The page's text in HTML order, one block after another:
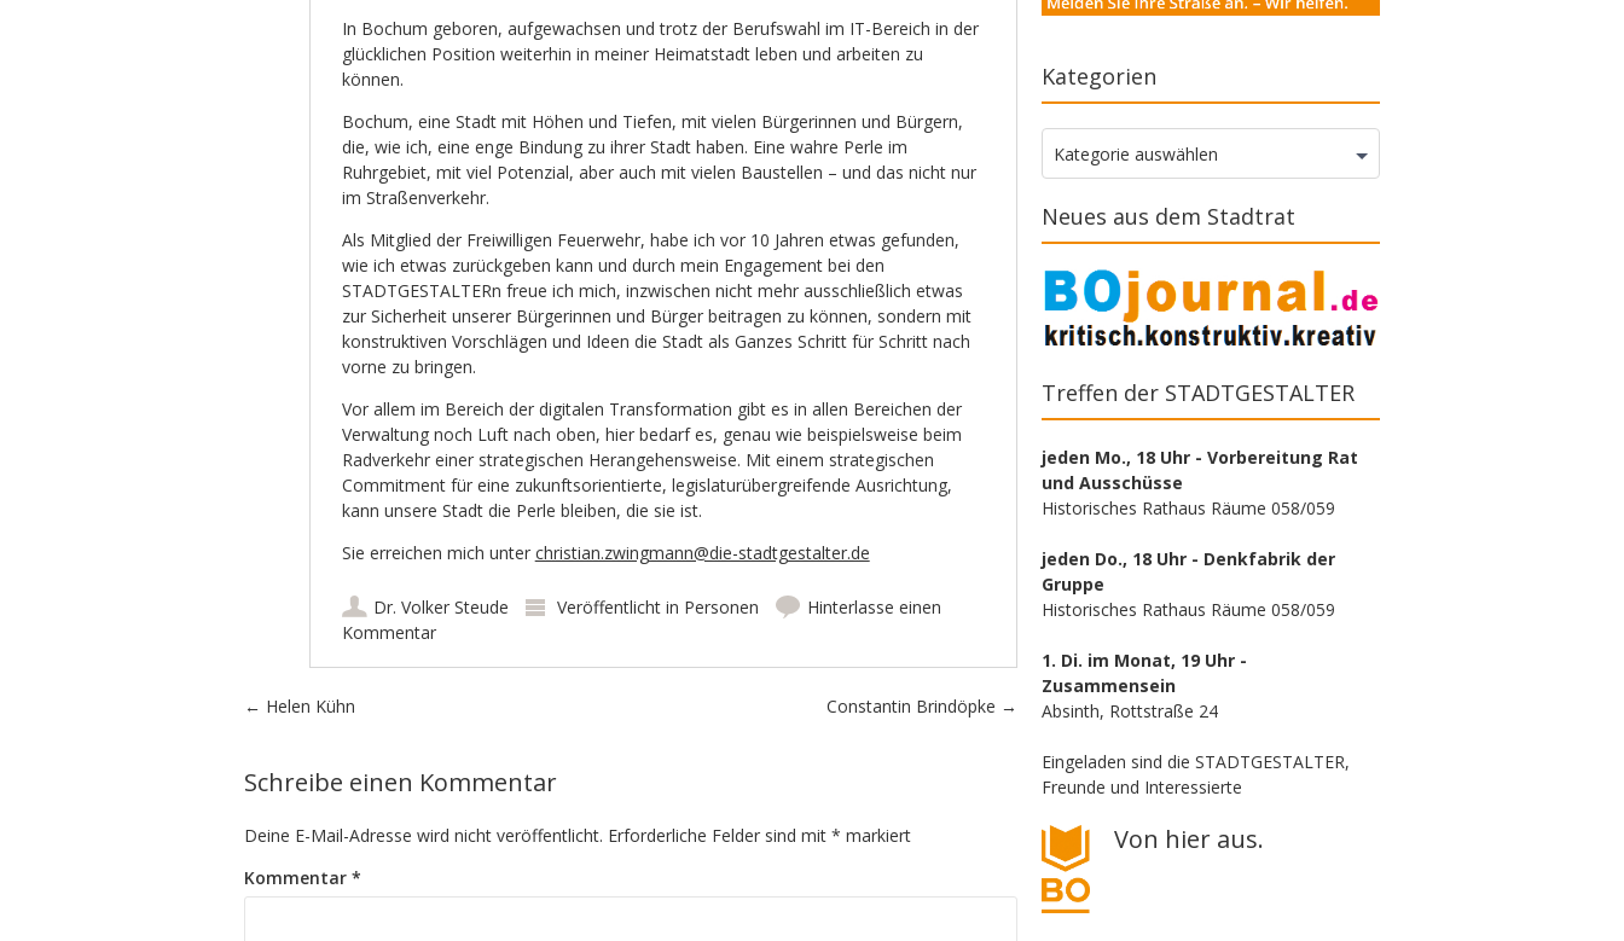
In Bochum geboren, aufgewachsen und trotz der Berufswahl im IT-Bereich in der
glücklichen Position weiterhin in meiner Heimatstadt leben und arbeiten zu
können.
Bochum, eine Stadt mit Höhen und Tiefen, mit vielen Bürgerinnen und Bürgern,
die, wie ich, eine enge Bindung zu ihrer Stadt haben. Eine wahre Perle im
Ruhrgebiet, mit viel Potenzial, aber auch mit vielen Baustellen – und das nicht nur
im Straßenverkehr.
Als Mitglied der Freiwilligen Feuerwehr, habe ich vor 10 Jahren etwas gefunden,
wie ich etwas zurückgeben kann und durch mein Engagement bei den
STADTGESTALTERn freue ich mich, inzwischen nicht mehr ausschließlich etwas
zur Sicherheit unserer Bürgerinnen und Bürger beitragen zu können, sondern mit
konstruktiven Vorschlägen und Ideen die Stadt als Ganzes Schritt für Schritt nach
vorne zu bringen.
Vor allem im Bereich der digitalen Transformation gibt es in allen Bereichen der
Verwaltung noch Luft nach oben, hier bedarf es, genau wie beispielsweise beim
Radverkehr einer strategischen Herangehensweise. Mit einem strategischen
Commitment für eine zukunftsorientierte, legislaturübergreifende Ausrichtung,
kann unsere Stadt die Perle bleiben, die sie ist.
Sie erreichen mich unter christian.zwingmann@die-stadtgestalter.de
Dr. Volker Steude Veröffentlicht in Personen
Hinterlasse einen
Kommentar
Artikel-Navigation
← Helen Kühn Constantin Brindöpke →
Schreibe einen Kommentar
Deine E-Mail-Adresse wird nicht veröffentlicht. Erforderliche Felder sind mit * markiert
Kommentar *
Kategorien
Kategorien
Kategorie auswählen
Neues aus dem Stadtrat
Treffen der STADTGESTALTER
jeden Mo., 18 Uhr - Vorbereitung Rat
und Ausschüsse
Historisches Rathaus Räume 058/059
jeden Do., 18 Uhr - Denkfabrik der
Gruppe
Historisches Rathaus Räume 058/059
1. Di. im Monat, 19 Uhr -
Zusammensein
Absinth, Rottstraße 24
Eingeladen sind die STADTGESTALTER,
Freunde und Interessierte
Von hier aus.